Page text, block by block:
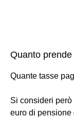
Quanto
Quante tasse
Si consideri
euro di pensione